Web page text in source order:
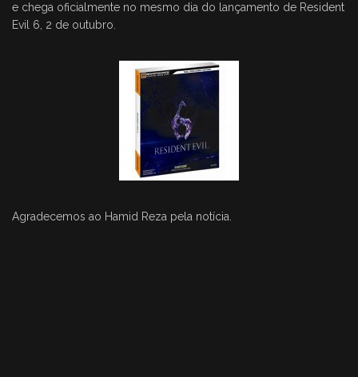
e chega oficialmente no mesmo dia do lançamento de Resident
Evil 6, 2 de outubro.
Agradecemos ao Hamid Reza pela notícia.